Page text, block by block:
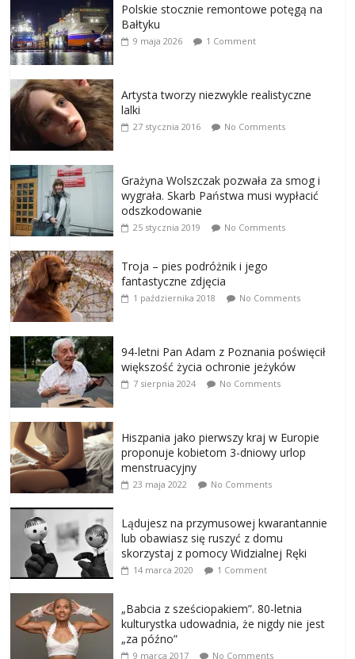
Polskie stocznie remontowe potęgą na
Bałtyku
9 maja 2026 1 Comment
Artysta tworzy niezwykle realistyczne
lalki
27 stycznia 2016 No Comments
Grażyna Wolszczak pozwała za smog i
wygrała. Skarb Państwa musi wypłacić
odszkodowanie
25 stycznia 2019 No Comments
Troja – pies podróżnik i jego
fantastyczne zdjęcia
1 października 2018 No Comments
94-letni Pan Adam z Poznania poświęcił
większość życia ochronie jeżyków
7 sierpnia 2024 No Comments
Hiszpania jako pierwszy kraj w Europie
proponuje kobietom 3-dniowy urlop
menstruacyjny
23 maja 2022 No Comments
Lądujesz na przymusowej kwarantannie
lub obawiasz się ruszyć z domu
skorzystaj z pomocy Widzialnej Ręki
14 marca 2020 1 Comment
„Babcia z sześciopakiem”. 80-letnia
kulturystka udowadnia, że nigdy nie jest
„za późno”
9 marca 2017 No Comments